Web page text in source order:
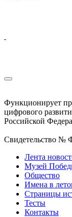
Функционирует
цифрового
Российской
Свидетельство №
Лента
Музей
Общество
Имена в
Страницы
Тесты
Контакты